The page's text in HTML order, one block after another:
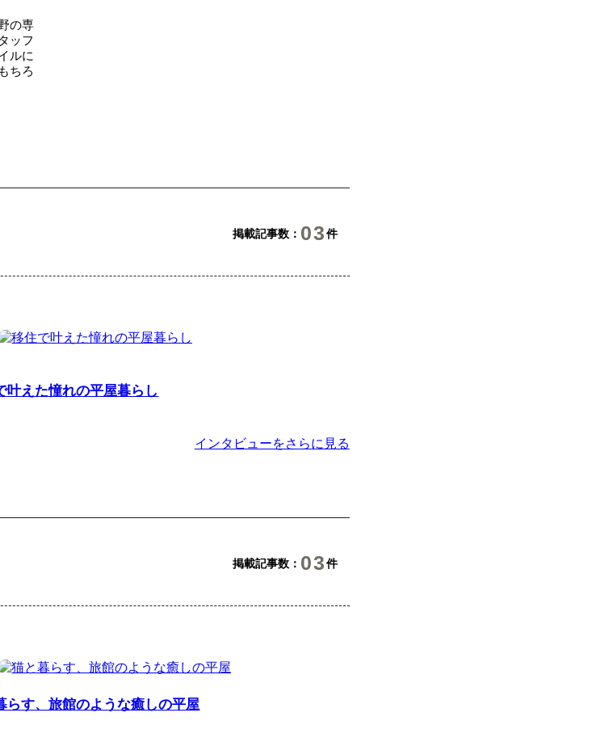
の専
ッフ
ルに
ちろ
掲載記事数 03 件
叶えた憧れの平屋暮らし
インタビューをさらに見る
掲載記事数 03 件
らす、旅館のような癒しの平屋